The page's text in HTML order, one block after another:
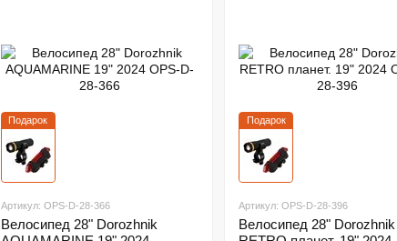
Подарок
Артикул: OPS-D-28-366
Велосипед 28" Dorozhnik
Подарок
Артикул: OPS-D-28-396
Велосипед 28" Dorozhnik